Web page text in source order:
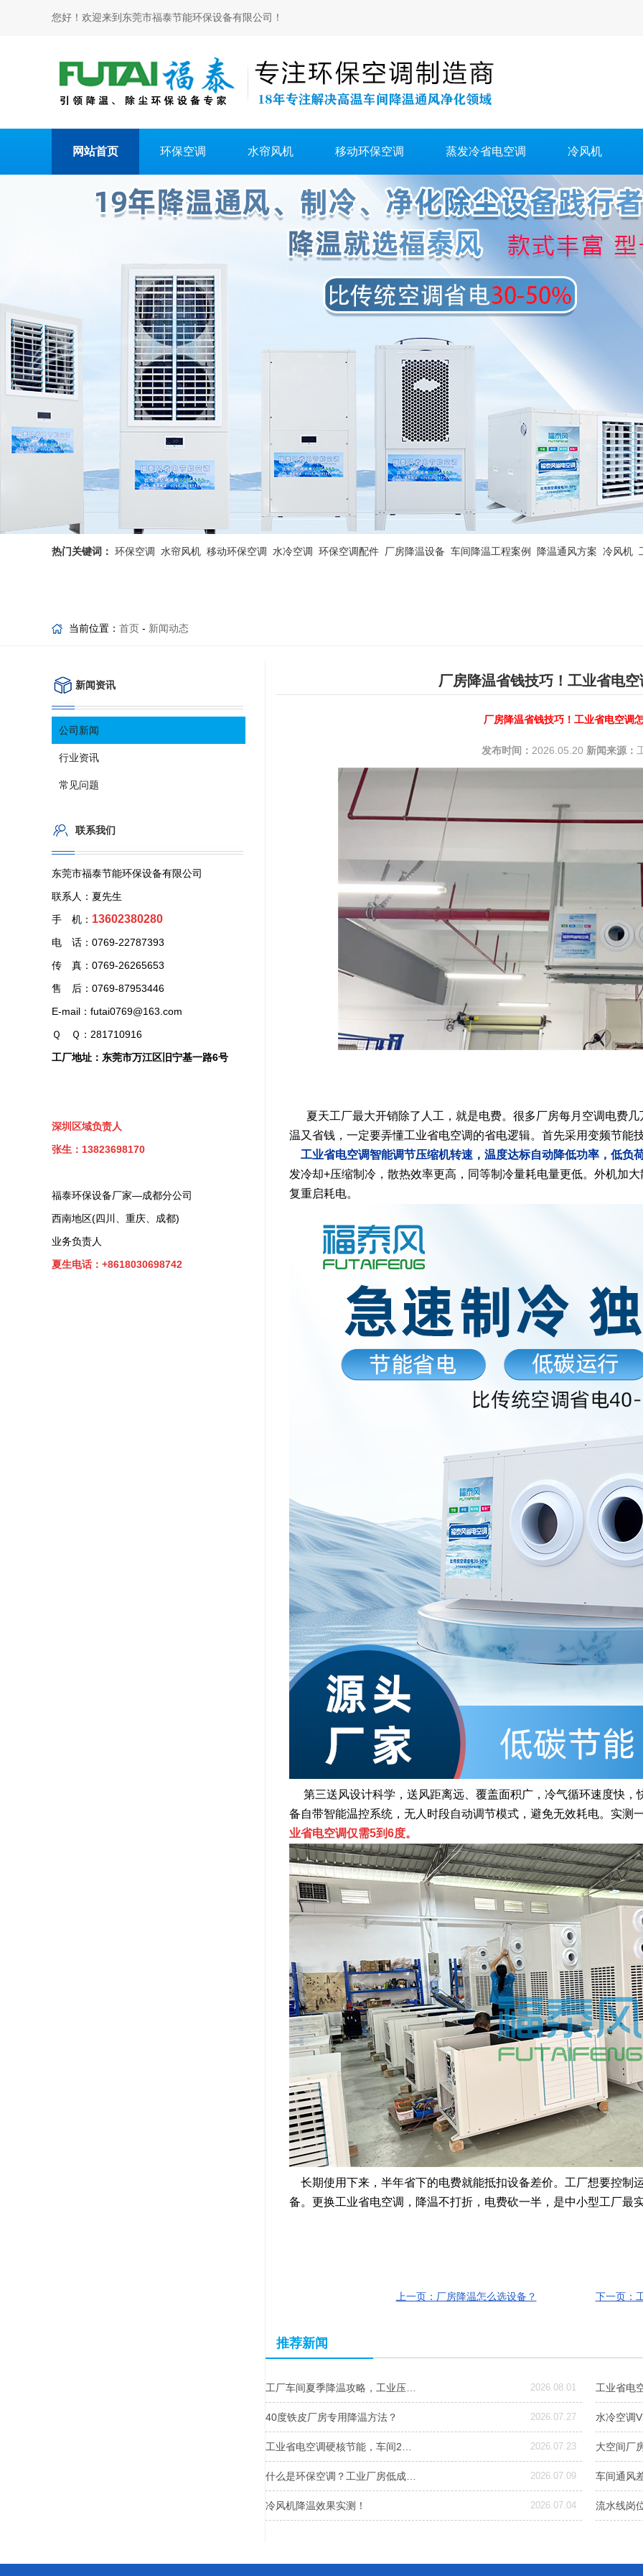
您好！欢迎来到东莞市福泰节能环保设备有限公司！
网站首页 环保空调 水帘风机 移动环保空调 蒸发冷省电空调 冷风机
热门关键词： 环保空调 水帘风机 移动环保空调 水冷空调 环保空调配件 厂房降温设备 车间降温工程案例 降温通风方案 冷风机
当前位置： 首页 - 新闻动态
厂房降温省钱技巧！工业省电
厂房降温省钱技巧！工业省电空调
发布时间： 2026.05.20 新闻来源：
夏天工厂最大开销除了人工，就是电费。很多厂房每月空调电费几
温又省钱，一定要弄懂工业省电空调的省电逻辑。首先采用变频节能
工业省电空调智能调节压缩机转速，温度达标自动降低功率，低负
发冷却+压缩制冷，散热效率更高，同等制冷量耗电量更低。外机加
复重启耗电。
第三送风设计科学，送风距离远、覆盖面积广，冷气循环速度快，
备自带智能温控系统，无人时段自动调节模式，避免无效耗电。实测
业省电空调仅需5到6度。
长期使用下来，半年省下的电费就能抵扣设备差价。工厂想要控制
备。更换工业省电空调，降温不打折，电费砍一半，是中小型工厂最
上一页：厂房降温怎么选设备？ 下一页：
推荐新闻
工厂车间夏季降温攻略，工业压… 2026.08.01 工业省电
40度铁皮厂房专用降温方法？ 2026.07.27 水冷空调
工业省电空调硬核节能，车间2… 2026.07.23 大空间厂
什么是环保空调？工业厂房低成… 2026.07.09 车间通风
冷风机降温效果实测！ 2026.07.04 流水线岗
新闻资讯
公司新闻
行业资讯
常见问题
联系我们
东莞市福泰节能环保设备有限公司
联系人：夏先生
手 机： 13602380280
电 话：0769-22787393
传 真：0769-26265653
售 后：0769-87953446
E-mail：futai0769@163.com
Ｑ Ｑ：281710916
工厂地址：东莞市万江区旧宁基一路6号
深圳区域负责人
张生：13823698170
福泰环保设备厂家—成都分公司
西南地区(四川、重庆、成都)
业务负责人
夏生电话：+8618030698742